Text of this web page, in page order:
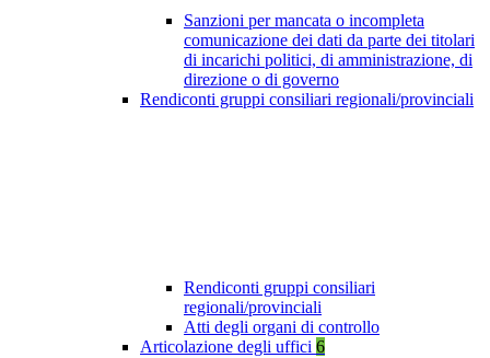
Sanzioni per mancata o incompleta
comunicazione dei dati da parte dei titolari
di incarichi politici, di amministrazione, di
direzione o di governo
Rendiconti gruppi consiliari regionali/provinciali
Rendiconti gruppi consiliari
regionali/provinciali
Atti degli organi di controllo
Articolazione degli uffici 6